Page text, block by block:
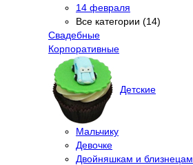
14 февраля
Все категории (14)
Свадебные
Корпоративные
Детские
Мальчику
Девочке
Двойняшкам и близнецам